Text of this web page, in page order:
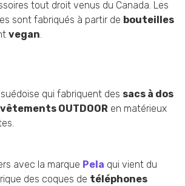
tout droit venus du Canada. Les
sont fabriqués à partir de bouteilles
vegan.
suédoise qui fabriquent des sacs à dos
vêtements OUTDOOR en matérieux
avec la marque Pela qui vient du
des coques de téléphones